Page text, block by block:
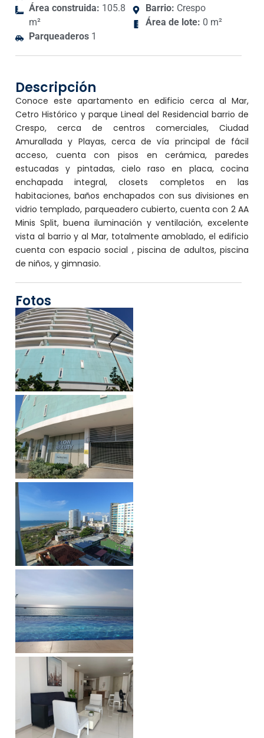
Área construida: 105.8
m²
Parqueaderos 1
Barrio: Crespo
Área de lote: 0 m²
Descripción
Conoce este apartamento en edificio cerca al Mar,
Cetro Histórico y parque Lineal del Residencial barrio de
Crespo, cerca de centros comerciales, Ciudad
Amurallada y Playas, cerca de vía principal de fácil
acceso, cuenta con pisos en cerámica, paredes
estucadas y pintadas, cielo raso en placa, cocina
enchapada integral, closets completos en las
habitaciones, baños enchapados con sus divisiones en
vidrio templado, parqueadero cubierto, cuenta con 2 AA
Minis Split, buena iluminación y ventilación, excelente
vista al barrio y al Mar, totalmente amoblado, el edificio
cuenta con espacio social , piscina de adultos, piscina
de niños, y gimnasio.
Fotos